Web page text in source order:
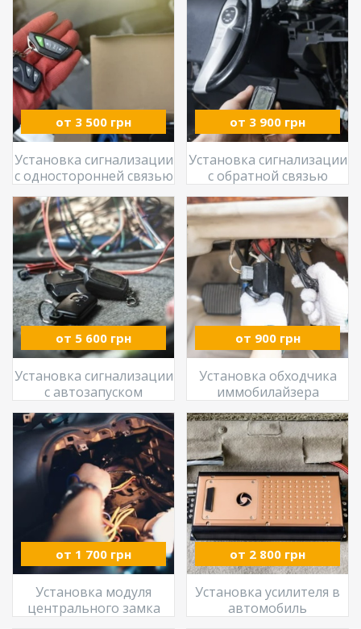
от 3 500 грн
Установка сигнализации
с односторонней связью
от 3 900 грн
Установка сигнализации
с обратной связью
от 5 600 грн
Установка сигнализации
с автозапуском
от 900 грн
Установка обходчика
иммобилайзера
от 1 700 грн
Установка модуля
центрального замка
от 2 800 грн
Установка усилителя в
автомобиль